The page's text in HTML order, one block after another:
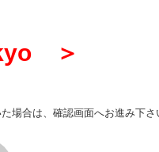
＞
場合は、確認画面へお進み下さ